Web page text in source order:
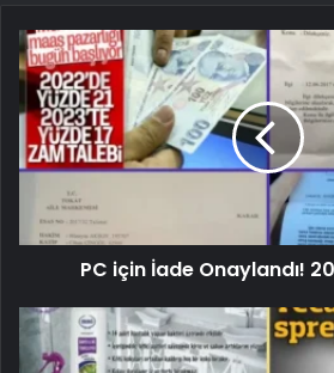
PC için İade Onaylandı!